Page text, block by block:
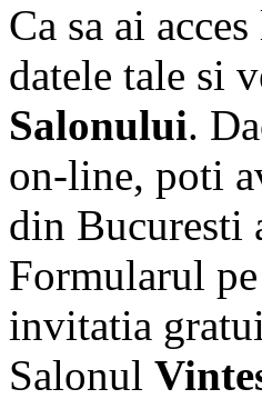
Ca sa ai
datele tale si
Salonului.
on-line, poti
din Bucuresti
Formularul
invitatia
Salonul